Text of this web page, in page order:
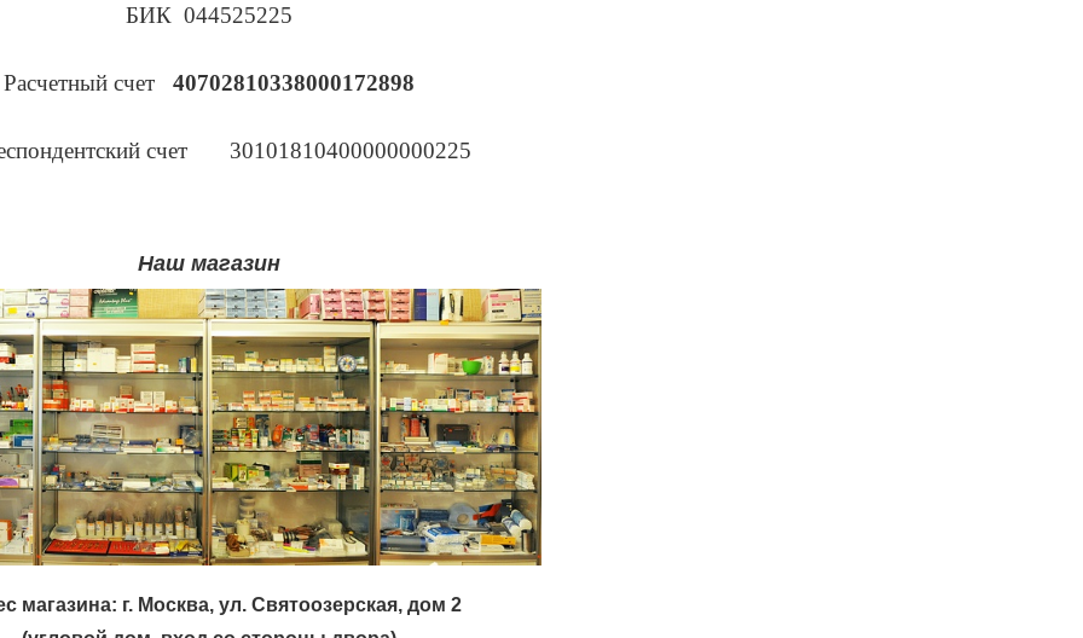
БИК 044525225
Расчетный счет 40702810338000172898
счет 30101810400000000225
Наш магазин
магазина: г. Москва, ул. Святоозерская, дом 2